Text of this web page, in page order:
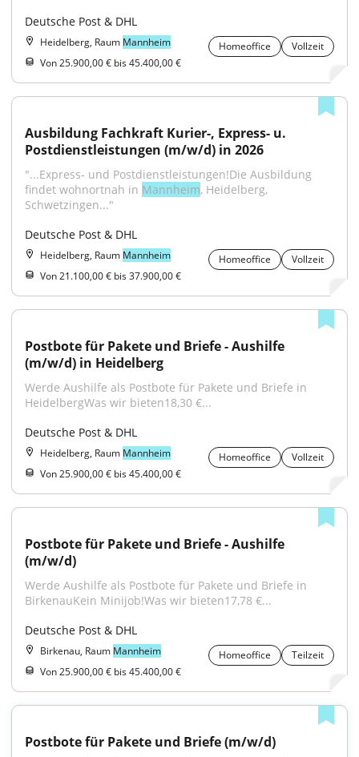
Deutsche Post & DHL
Heidelberg, Raum Mannheim Homeoffice
Vollzeit
Von 25.900,00 € bis 45.400,00 €
Ausbildung Fachkraft Kurier-, Express- u.
Postdienstleistungen (m/w/d) in 2026
"...Express- und Postdienstleistungen!Die Ausbildung
findet wohnortnah in Mannheim, Heidelberg,
Schwetzingen..."
Deutsche Post & DHL
Heidelberg, Raum Mannheim Homeoffice
Vollzeit
Von 21.100,00 € bis 37.900,00 €
Postbote für Pakete und Briefe - Aushilfe
(m/w/d) in Heidelberg
Werde Aushilfe als Postbote für Pakete und Briefe in
HeidelbergWas wir bieten18,30 €...
Deutsche Post & DHL
Heidelberg, Raum Mannheim Homeoffice
Vollzeit
Von 25.900,00 € bis 45.400,00 €
Postbote für Pakete und Briefe - Aushilfe
(m/w/d)
Werde Aushilfe als Postbote für Pakete und Briefe in
BirkenauKein Minijob!Was wir bieten17,78 €...
Deutsche Post & DHL
Birkenau, Raum Mannheim Homeoffice
Teilzeit
Von 25.900,00 € bis 45.400,00 €
Postbote für Pakete und Briefe (m/w/d)